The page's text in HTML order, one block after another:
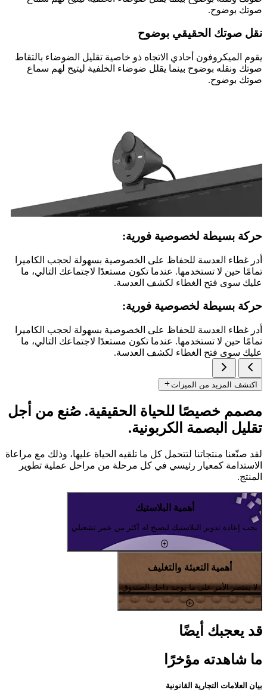
صوتك بوضوح.
نقل صوتك الحقيقي بوضوح
يقوم الميكروفون أحادي الاتجاه ذو خاصية تقليل الضوضاء بالتقاط
صوتك ونقله بوضوح بينما يقلل ضوضاء الخلفية ليتيح لهم سماع
صوتك بوضوح.
حركة بسيطة لخصوصية فورية:
أدر غطاء العدسة للحفاظ على الخصوصية بسهولة لحجب الكاميرا
تمامًا حين لا تستخدمها. عندما تكون مستعدًا لاجتماعك التالي، ما
عليك سوى فتح الغطاء لكشف العدسة.
حركة بسيطة لخصوصية فورية:
أدر غطاء العدسة للحفاظ على الخصوصية بسهولة لحجب الكاميرا
تمامًا حين لا تستخدمها. عندما تكون مستعدًا لاجتماعك التالي، ما
عليك سوى فتح الغطاء لكشف العدسة.
اكتشف المزيد من الميزات
مصمم خصيصًا للحياة الحقيقية. صُنع من أجل
تقليل البصمة الكربونية.
لقد صنّعنا منتجاتنا لتتحمل كل ما تلقيه الحياة عليها، وذلك مع مراعاة
الاستدامة كمعيار رئيسي في كل مرحلة من مراحل عملية تطوير
المنتج.
أهمية البلاستيك
يجب إعادة تدوير البلاستيك ليصبح له أكثر من عمر تشغيلي
أهمية التعبئة والتغليف
لا يقتصر الأمر على ما يوجد داخل الصندوق
قد يعجبك أيضًا
ما شاهدته مؤخرًا
بيان العلامات التجارية القانونية